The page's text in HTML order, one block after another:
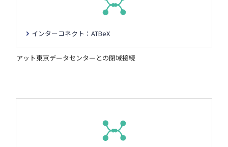
インターコネクト：ATBeX
アット東京データセンターとの閉域接続